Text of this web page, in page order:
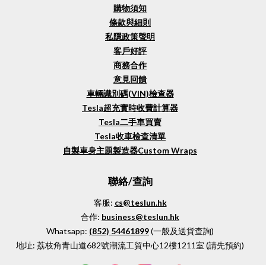
購物須知
條款與細則
私隱政策聲明
客戶好評
商務合作
意見回饋
車輛識別碼(VIN)檢查器
Tesla超充實時收費計算器
Tesla二手車買賣
Tesla收車檢查清單
自製車身主題製造器Custom Wraps
聯絡/查詢
客服: cs@teslun.hk
合作: business@teslun.hk
Whatsapp: (852) 54461899(一般及送貨查詢)
地址: 荔枝角青山道682號潮流工貿中心12樓1211室 (請先預約)